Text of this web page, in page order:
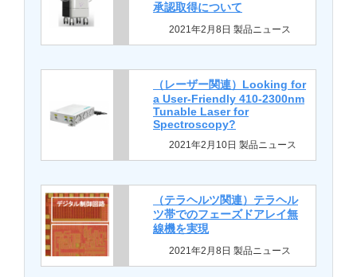
承認取得について
2021年2月8日 製品ニュース
（レーザー関連）Looking for
a User-Friendly 410-2300nm
Tunable Laser for
Spectroscopy?
2021年2月10日 製品ニュース
（テラヘルツ関連）テラヘル
ツ帯でのフェーズドアレイ無
線機を実現
2021年2月8日 製品ニュース